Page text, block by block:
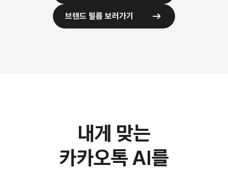
브랜드 필름 보러가기
내게 맞는
카카오톡 AI를